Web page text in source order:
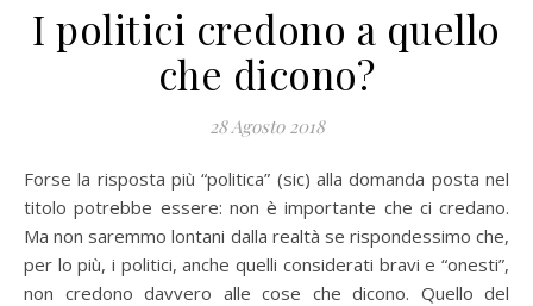
I politici credono a quello
che dicono?
28 Agosto 2018
Forse la risposta più “politica” (sic) alla domanda posta nel
titolo potrebbe essere: non è importante che ci credano.
Ma non saremmo lontani dalla realtà se rispondessimo che,
per lo più, i politici, anche quelli considerati bravi e “onesti”,
non credono davvero alle cose che dicono. Quello del